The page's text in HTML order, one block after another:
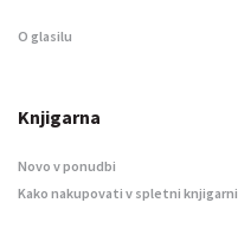
O glasilu
Knjigarna
Novo v ponudbi
Kako nakupovati v spletni knjigarni